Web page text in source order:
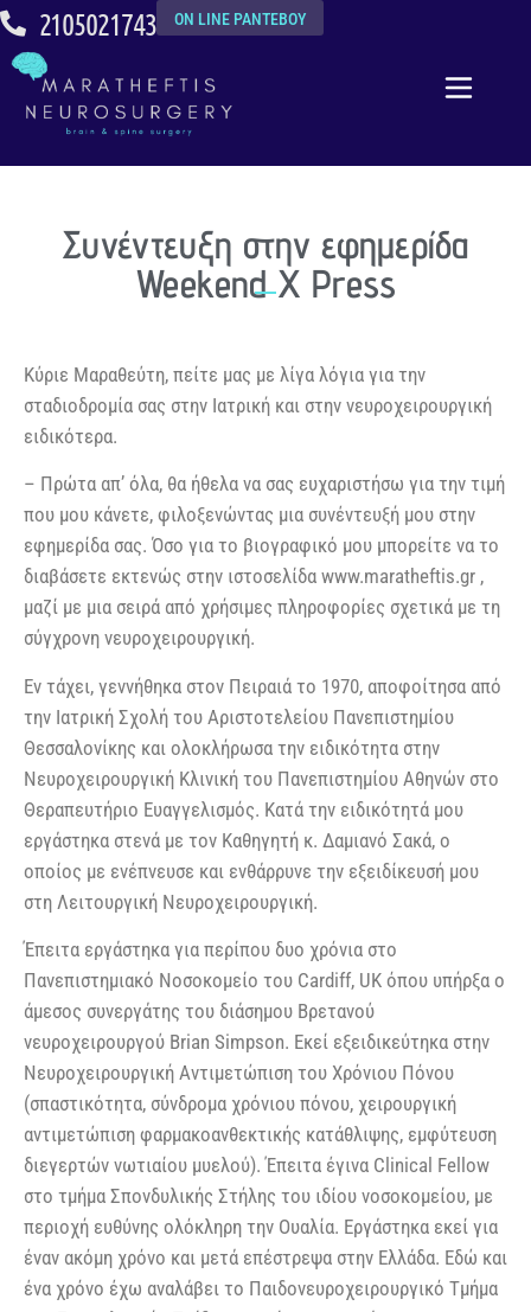
2105021743 ON LINE ΡΑΝΤΕΒΟΥ
Συνέντευξη στην εφημερίδα
Weekend X Press
Κύριε Mαραθεύτη, πείτε μας με λίγα λόγια για την
σταδιοδρομία σας στην Ιατρική και στην νευροχειρουργική
ειδικότερα.
– Πρώτα απ’ όλα, θα ήθελα να σας ευχαριστήσω για την τιμή
που μου κάνετε, φιλοξενώντας μια συνέντευξή μου στην
εφημερίδα σας. Όσο για το βιογραφικό μου μπορείτε να το
διαβάσετε εκτενώς στην ιστοσελίδα www.maratheftis.gr ,
μαζί με μια σειρά από χρήσιμες πληροφορίες σχετικά με τη
σύγχρονη νευροχειρουργική.
Εν τάχει, γεννήθηκα στον Πειραιά το 1970, αποφοίτησα από
την Ιατρική Σχολή του Αριστοτελείου Πανεπιστημίου
Θεσσαλονίκης και ολοκλήρωσα την ειδικότητα στην
Νευροχειρουργική Κλινική του Πανεπιστημίου Αθηνών στο
Θεραπευτήριο Ευαγγελισμός. Κατά την ειδικότητά μου
εργάστηκα στενά με τον Καθηγητή κ. Δαμιανό Σακά, ο
οποίος με ενέπνευσε και ενθάρρυνε την εξειδίκευσή μου
στη Λειτουργική Νευροχειρουργική.
Έπειτα εργάστηκα για περίπου δυο χρόνια στο
Πανεπιστημιακό Νοσοκομείο του Cardiff, UK όπου υπήρξα ο
άμεσος συνεργάτης του διάσημου Βρετανού
νευροχειρουργού Brian Simpson. Εκεί εξειδικεύτηκα στην
Νευροχειρουργική Αντιμετώπιση του Χρόνιου Πόνου
(σπαστικότητα, σύνδρομα χρόνιου πόνου, χειρουργική
αντιμετώπιση φαρμακοανθεκτικής κατάθλιψης, εμφύτευση
διεγερτών νωτιαίου μυελού). Έπειτα έγινα Clinical Fellow
στο τμήμα Σπονδυλικής Στήλης του ιδίου νοσοκομείου, με
περιοχή ευθύνης ολόκληρη την Ουαλία. Εργάστηκα εκεί για
έναν ακόμη χρόνο και μετά επέστρεψα στην Ελλάδα. Εδώ και
ένα χρόνο έχω αναλάβει το Παιδονευροχειρουργικό Τμήμα